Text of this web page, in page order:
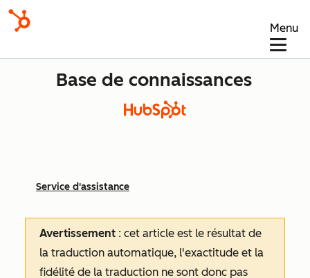
Menu
Base de connaissances
Service d'assistance
Avertissement : cet article est le résultat de
la traduction automatique, l'exactitude et la
fidélité de la traduction ne sont donc pas